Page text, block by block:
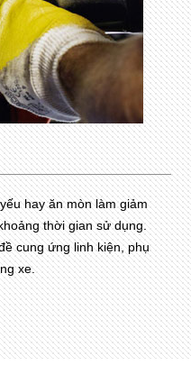
hay ăn mòn làm giảm
thời gian sử dụng.
cung ứng linh kiện, phụ
xe.